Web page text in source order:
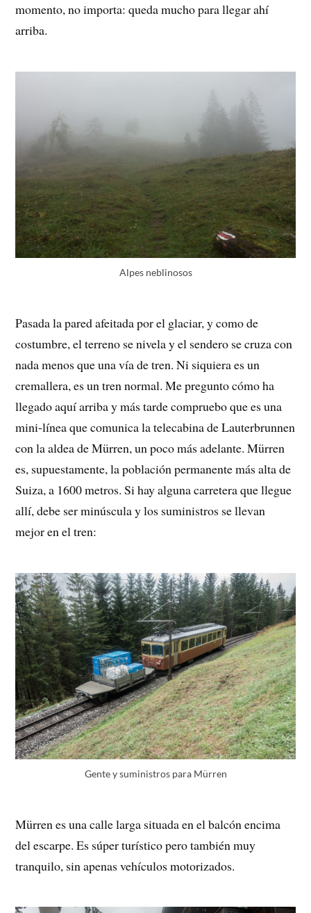
momento, no importa: queda mucho para llegar ahí
arriba.
Alpes neblinosos
Pasada la pared afeitada por el glaciar, y como de
costumbre, el terreno se nivela y el sendero se cruza con
nada menos que una vía de tren. Ni siquiera es un
cremallera, es un tren normal. Me pregunto cómo ha
llegado aquí arriba y más tarde compruebo que es una
mini-línea que comunica la telecabina de Lauterbrunnen
con la aldea de Mürren, un poco más adelante. Mürren
es, supuestamente, la población permanente más alta de
Suiza, a 1600 metros. Si hay alguna carretera que llegue
allí, debe ser minúscula y los suministros se llevan
mejor en el tren:
Gente y suministros para Mürren
Mürren es una calle larga situada en el balcón encima
del escarpe. Es súper turístico pero también muy
tranquilo, sin apenas vehículos motorizados.